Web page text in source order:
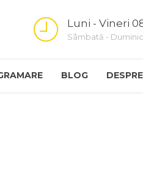
Luni - Vineri
Sâmbată -
BLOG DESPRE